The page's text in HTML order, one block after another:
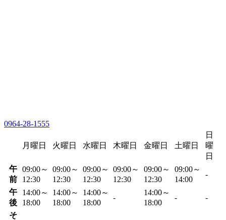
0964-28-1555
月曜日 火曜日 水曜日 木曜日 金曜日 土曜日
日
曜
日
午
前
09:00～
12:30
09:00～
12:30
09:00～
12:30
09:00～
12:30
09:00～
12:30
09:00～
14:00
-
午
後
14:00～
18:00
14:00～
18:00
14:00～
18:00
-
14:00～
18:00
- -
そ